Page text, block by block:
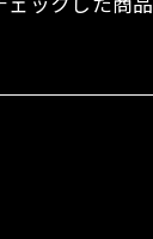
ェックした商品